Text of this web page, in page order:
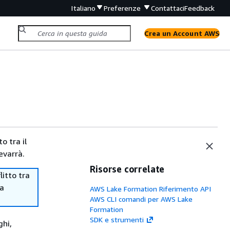
Italiano Preferenze ContattaciFeedback
Crea un Account AWS
tra il
tra
Risorse correlate
AWS Lake Formation Riferimento API
AWS CLI comandi per AWS Lake
Formation
SDK e strumenti